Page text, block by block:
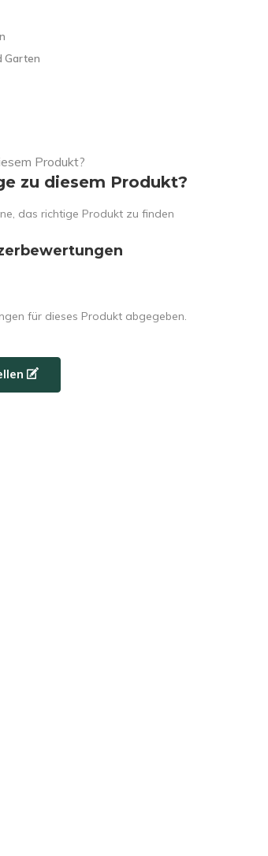
Garten
zu diesem Produkt?
das richtige Produkt zu finden
für dieses Produkt abgegeben.